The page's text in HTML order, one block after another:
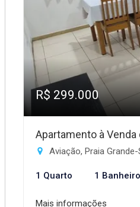
R$ 299.000
Apartamento à
Aviação, Praia Grande-
1 Quarto 1 Banheiro
Mais informações